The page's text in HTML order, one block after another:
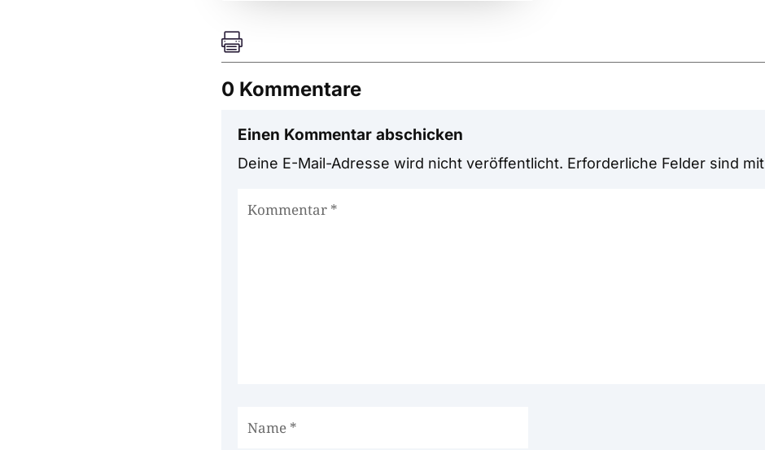

0 Kommentare
Einen Kommentar abschicken
Deine E-Mail-Adresse wird nicht veröffentlicht. Erforderliche Felder sind mit